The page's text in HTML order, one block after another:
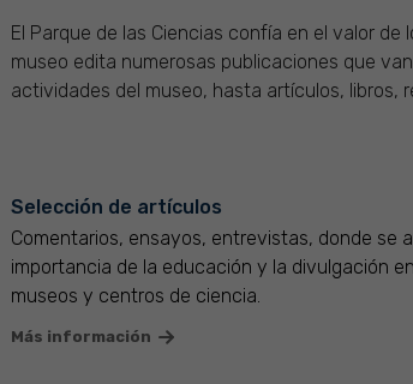
El Parque de las Ciencias confía en el valor
museo edita numerosas publicaciones que
actividades del museo, hasta artículos, libros,
Selección de artículos
Comentarios, ensayos, entrevistas, donde se
importancia de la educación y la divulgación
museos y centros de ciencia.
Más información